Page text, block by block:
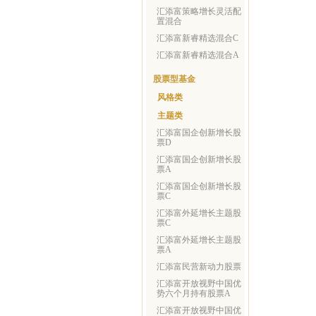
汇添富策略增长灵活配
置混合
汇添富新睿精选混合C
汇添富新睿精选混合A
股票型基金
风格类
主题类
汇添富国企创新增长股
票D
汇添富国企创新增长股
票A
汇添富国企创新增长股
票C
汇添富外延增长主题股
票C
汇添富外延增长主题股
票A
汇添富民营新动力股票
汇添富开放视野中国优
势六个月持有股票A
汇添富开放视野中国优